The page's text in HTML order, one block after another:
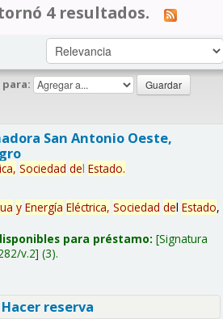
4 resultados.
San Antonio Oeste,
Sociedad del Estado.
y Energía Eléctrica, Sociedad del Estado,
para préstamo: Signatura
v.2 (3).
reserva